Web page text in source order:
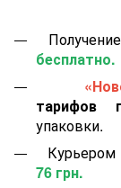
бесплатно.
тарифов
упаковки.
Курьером
76 грн.